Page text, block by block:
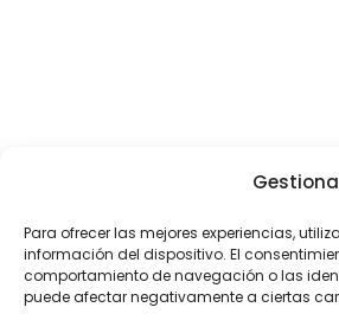
Para ofrecer las mejores experiencias,
información del dispositivo. El
comportamiento de navegación o las
puede afectar negativamente a ciertas